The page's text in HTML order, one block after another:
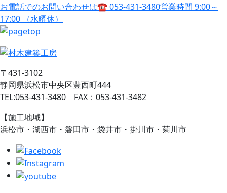
お電話でのお問い合わせは☎ 053-431-3480営業時間 9:00～
17:00 （水曜休）
〒431-3102
静岡県浜松市中央区豊西町444
TEL:053-431-3480 FAX：053-431-3482
【施工地域】
浜松市・湖西市・磐田市・袋井市・掛川市・菊川市